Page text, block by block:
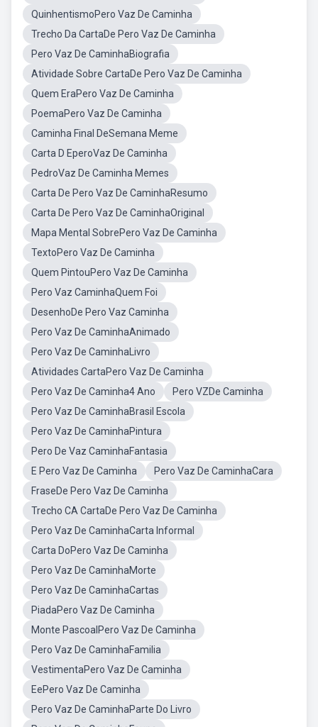
QuinhentismoPero Vaz De Caminha
Trecho Da CartaDe Pero Vaz De Caminha
Pero Vaz De CaminhaBiografia
Atividade Sobre CartaDe Pero Vaz De Caminha
Quem EraPero Vaz De Caminha
PoemaPero Vaz De Caminha
Caminha Final DeSemana Meme
Carta D EperoVaz De Caminha
PedroVaz De Caminha Memes
Carta De Pero Vaz De CaminhaResumo
Carta De Pero Vaz De CaminhaOriginal
Mapa Mental SobrePero Vaz De Caminha
TextoPero Vaz De Caminha
Quem PintouPero Vaz De Caminha
Pero Vaz CaminhaQuem Foi
DesenhoDe Pero Vaz Caminha
Pero Vaz De CaminhaAnimado
Pero Vaz De CaminhaLivro
Atividades CartaPero Vaz De Caminha
Pero Vaz De Caminha4 Ano
Pero VZDe Caminha
Pero Vaz De CaminhaBrasil Escola
Pero Vaz De CaminhaPintura
Pero De Vaz CaminhaFantasia
E Pero Vaz De Caminha
Pero Vaz De CaminhaCara
FraseDe Pero Vaz De Caminha
Trecho CA CartaDe Pero Vaz De Caminha
Pero Vaz De CaminhaCarta Informal
Carta DoPero Vaz De Caminha
Pero Vaz De CaminhaMorte
Pero Vaz De CaminhaCartas
PiadaPero Vaz De Caminha
Monte PascoalPero Vaz De Caminha
Pero Vaz De CaminhaFamilia
VestimentaPero Vaz De Caminha
EePero Vaz De Caminha
Pero Vaz De CaminhaParte Do Livro